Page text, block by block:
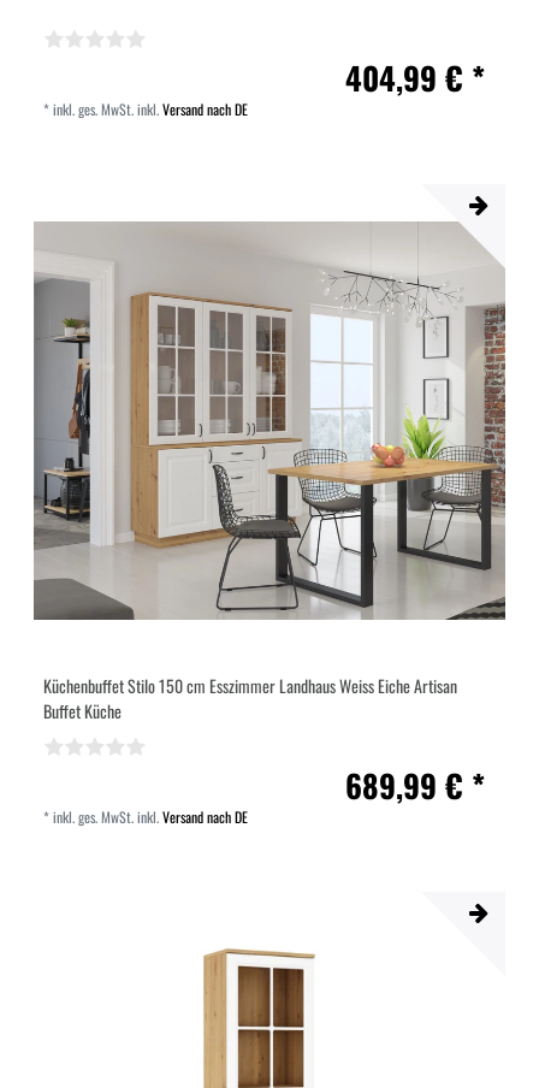
404,99 € *
*inkl. ges. MwSt.inkl.Versand nach DE
Küchenbuffet Stilo 150 cm Esszimmer Landhaus Weiss Eiche Artisan
Buffet Küche
689,99 € *
*inkl. ges. MwSt.inkl.Versand nach DE